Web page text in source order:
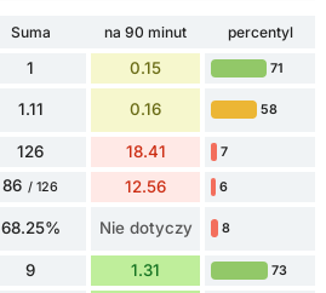
Suma na 90 minut
percentyl
1 0.15 71
1.11 0.16 58
126 18.41 7
86 / 126 12.56 6
68.25% Nie dotyczy 8
9 1.31 73